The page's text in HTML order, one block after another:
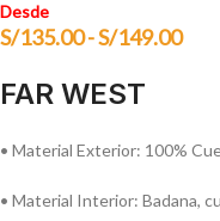
Desde
S/135.00-S/149.00
FAR WEST
• Material Exterior: 100%
• Material Interior: Badana,